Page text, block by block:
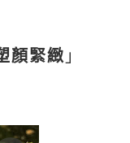
顏緊緻 」